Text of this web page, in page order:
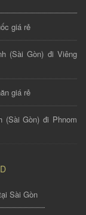
giá rẻ
(Sài Gòn) đi Viêng
giá rẻ
Gòn) đi Phnom
Sài Gòn